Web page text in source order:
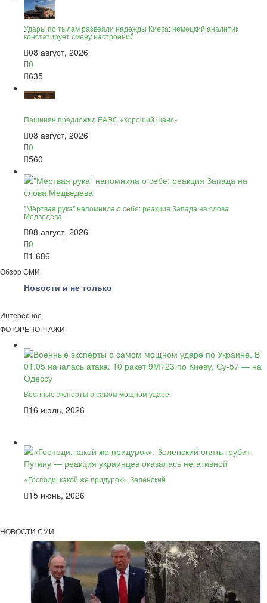
Удары по тылам развеяли надежды Киева: немецкий аналитик
констатирует смену настроений
08 август, 2026
0
635
Пашинян предложил ЕАЭС «хороший шанс»
08 август, 2026
0
560
"Мёртвая рука" напомнила о себе: реакция Запада на слова
Медведева
08 август, 2026
0
1 686
Обзор СМИ
Новости и не только
Интересное
ФОТОРЕПОРТАЖИ
Военные эксперты о самом мощном ударе
16 июль, 2026
«Господи, какой же придурок». Зеленский
15 июнь, 2026
НОВОСТИ СМИ